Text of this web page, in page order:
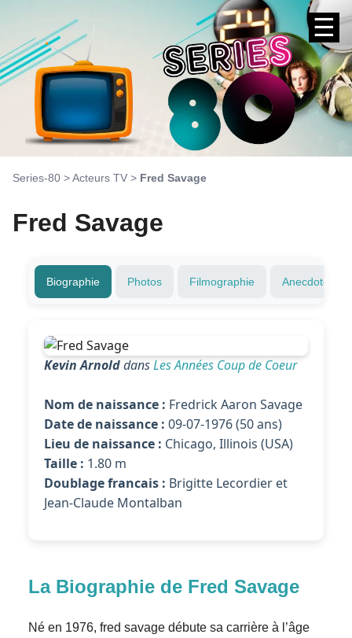
☰
Series-80 >Acteurs TV > Fred Savage
Fred Savage
Biographie Photos Filmographie Anecdotes
Kevin ArnolddansLes Années Coup de Coeur
Nom de naissance : Fredrick Aaron Savage
Date de naissance : 09-07-1976 (50 ans)
Lieu de naissance : Chicago, Illinois (USA)
Taille : 1.80 m
Doublage francais : Brigitte Lecordier et
Jean-Claude Montalban
La Biographie de Fred Savage
Né en 1976, fred savage débute sa carrière à l’âge